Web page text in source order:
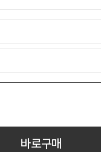
바로구매